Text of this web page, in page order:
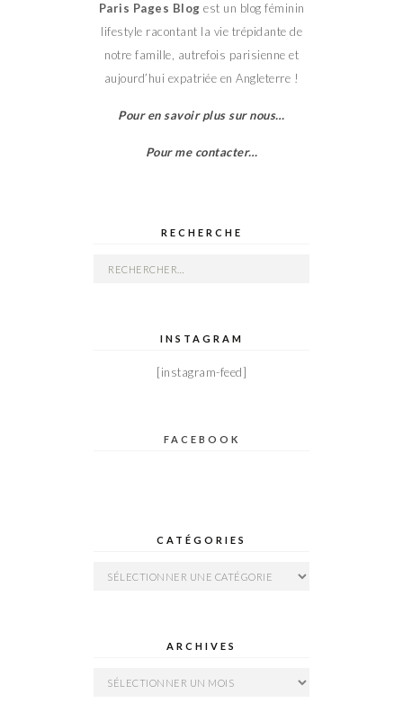
Paris Pages Blog est un blog féminin
lifestyle racontant la vie trépidante de
notre famille, autrefois parisienne et
aujourd’hui expatriée en Angleterre !
Pour en savoir plus sur nous…
Pour me contacter…
RECHERCHE
Rechercher :
INSTAGRAM
[instagram-feed]
FACEBOOK
CATÉGORIES
Catégories
ARCHIVES
Archives